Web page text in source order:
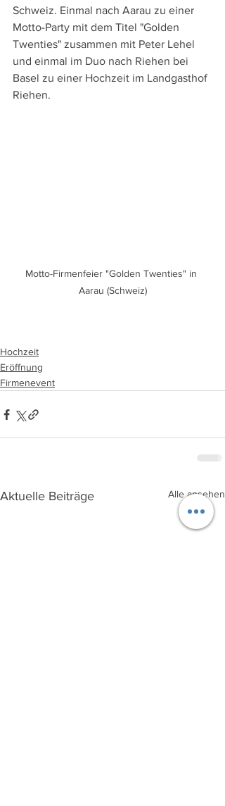
Schweiz. Einmal nach Aarau zu einer
Motto-Party mit dem Titel "Golden
Twenties" zusammen mit Peter Lehel
und einmal im Duo nach Riehen bei
Basel zu einer Hochzeit im Landgasthof
Riehen.
Motto-Firmenfeier "Golden Twenties" in
Aarau (Schweiz)
Hochzeit
Eröffnung
Firmenevent
Aktuelle Beiträge Alle ansehen